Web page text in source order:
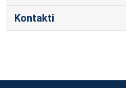
Kontakti